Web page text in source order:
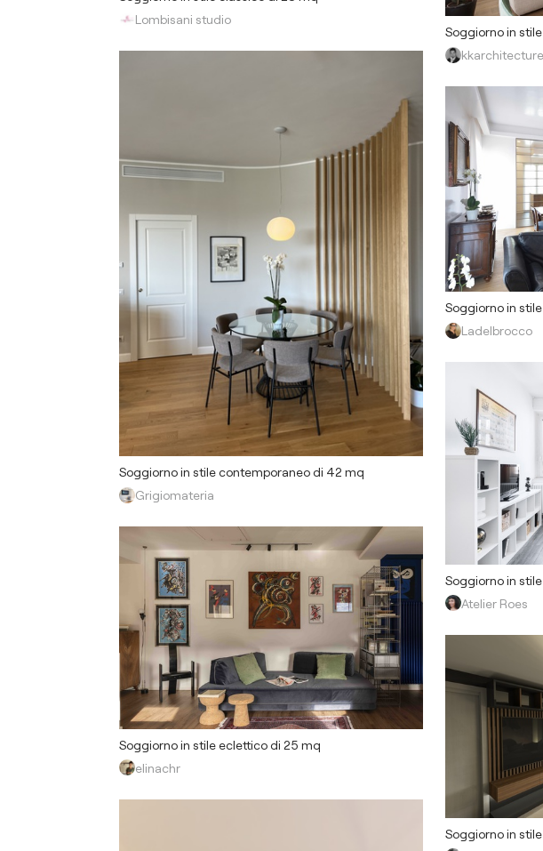
Lombisani studio
Soggiorno in stile contemporaneo di 42 mq
Grigiomateria
Soggiorno in stile eclettico di 25 mq
elinachr
Soggiorno in
kkarchitecture
Soggiorno in
Ladelbrocco
Soggiorno in
Atelier Roes
Soggiorno in